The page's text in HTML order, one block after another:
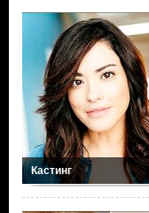
Кастинг